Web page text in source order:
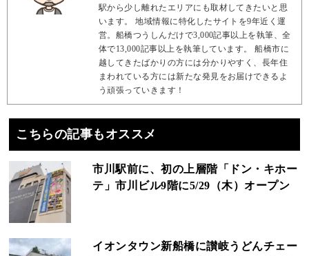
駅から少し離れたエリアにも取材してきたいと思
います。 地域情報に特化したサイトを9年近く運
営。船橋つうしんだけで3,000記事以上を執筆、全
体で13,000記事以上を執筆しています。 船橋市に
越してきたばかりの方には分かりやすく、長年住
まわれている方には新たな発見をお届けできるよ
う頑張っていきます！
こちらの記事もオススメ
市川駅前に、初の上層階「ドン・キホー
テ」市川ビル9階に5/29（木）オープン
イオンタウン新船橋に讃岐うどんチェー